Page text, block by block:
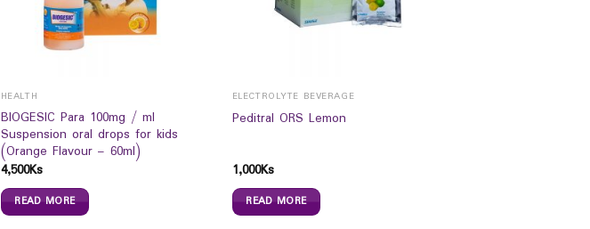
HEALTH
BIOGESIC Para 100mg / ml
Suspension oral drops for kids
(Orange Flavour – 60ml)
4,500Ks
READ MORE
ELECTROLYTE BEVERAGE
Peditral ORS Lemon
1,000Ks
READ MORE